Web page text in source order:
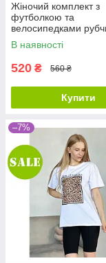
Жіночий комплект з
футболкою та
велосипедками
"Dynamic" оптом |
батал | Розпродаж
В наявності
520 ₴ 560 ₴
Купити
–7%